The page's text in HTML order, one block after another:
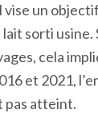
vise un
sorti
cela
et 2021,
pas atteint.